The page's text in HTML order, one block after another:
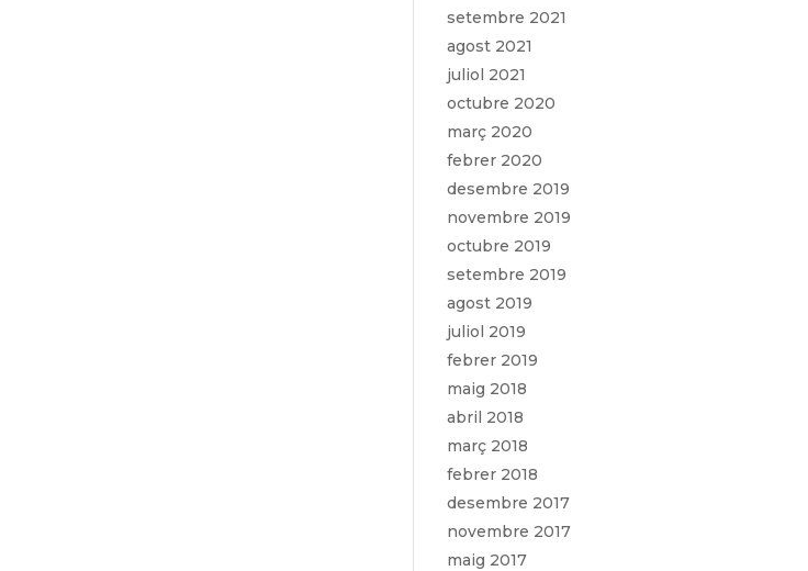
setembre 2021
agost 2021
juliol 2021
octubre 2020
març 2020
febrer 2020
desembre 2019
novembre 2019
octubre 2019
setembre 2019
agost 2019
juliol 2019
febrer 2019
maig 2018
abril 2018
març 2018
febrer 2018
desembre 2017
novembre 2017
maig 2017